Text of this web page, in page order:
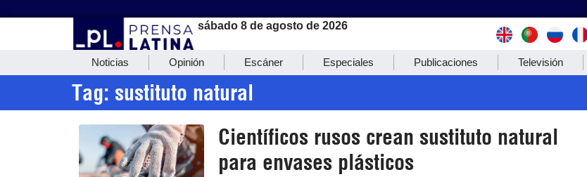
sábado 8 de agosto de 2026
Noticias Opinión Escáner Especiales Publicaciones Televisión
Tag: sustituto natural
Científicos rusos crean sustituto natural
para envases plásticos